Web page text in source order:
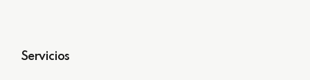
Servicios